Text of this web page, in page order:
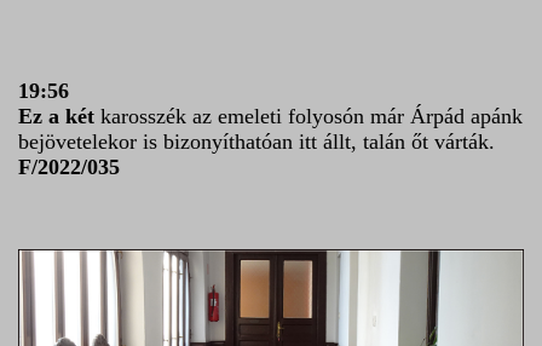
19:56
Ez a két karosszék az emeleti folyosón már Árpád apánk
bejövetelekor is bizonyíthatóan itt állt, talán őt várták.
F/2022/035